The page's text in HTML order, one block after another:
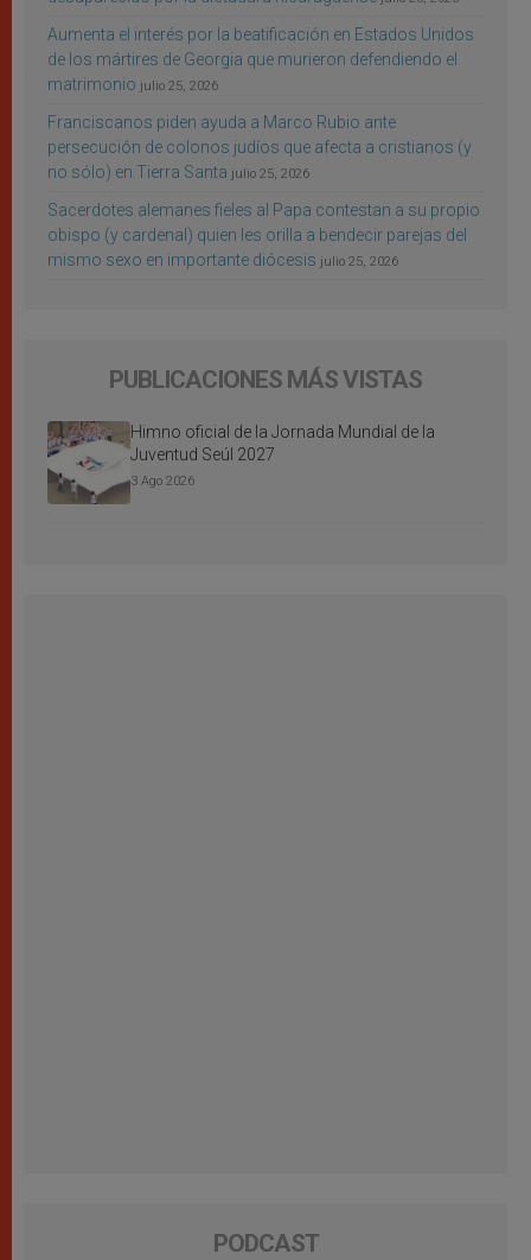
Aumenta el interés por la beatificación en Estados Unidos
de los mártires de Georgia que murieron defendiendo el
matrimonio julio 25, 2026
Franciscanos piden ayuda a Marco Rubio ante
persecución de colonos judíos que afecta a cristianos (y
no sólo) en Tierra Santa julio 25, 2026
Sacerdotes alemanes fieles al Papa contestan a su propio
obispo (y cardenal) quien les orilla a bendecir parejas del
mismo sexo en importante diócesis julio 25, 2026
PUBLICACIONES MÁS VISTAS
Himno oficial de la Jornada Mundial de la
Juventud Seúl 2027
3 Ago 2026
PODCAST